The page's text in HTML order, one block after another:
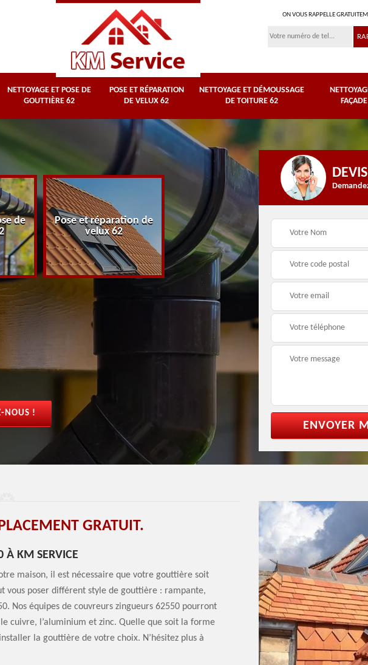
ON VOUS RAPPELLE
NETTOYAGE ET POSE DE
GOUTTIÈRE 62
POSE ET RÉPARATION
DE VELUX 62
NETTOYAGE ET DÉMOUSSAGE
DE TOITURE 62
de
Pose et réparation de
velux 62
Nettoyage et
démoussage de
toiture 62
62 Pas-
NOUS !
GRATUIT.
À KM SERVICE
maison, il est nécessaire que votre gouttière soit
vous poser différent style de gouttière : rampante,
Nos équipes de couvreurs zingueurs 62550 pourront
cuivre, l’aluminium et zinc. Quelle que soit la forme
la gouttière de votre choix. N’hésitez plus à